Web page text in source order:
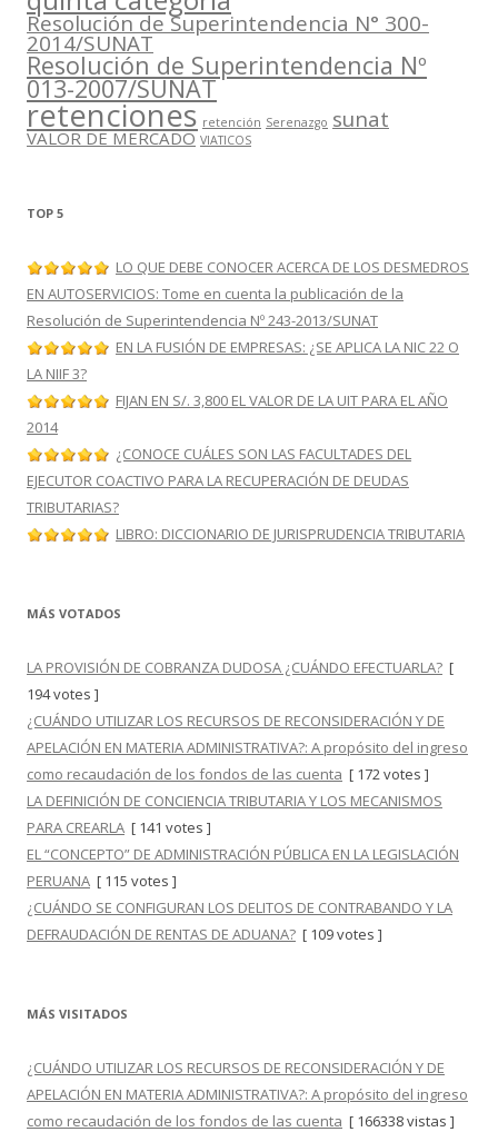
Resolución de Superintendencia N° 300-
2014/SUNAT
Resolución de Superintendencia Nº
013-2007/SUNAT
retenciones retención Serenazgo sunat
VALOR DE MERCADO VIATICOS
TOP 5
LO QUE DEBE CONOCER ACERCA DE LOS DESMEDROS
EN AUTOSERVICIOS: Tome en cuenta la publicación de la
Resolución de Superintendencia Nº 243-2013/SUNAT
EN LA FUSIÓN DE EMPRESAS: ¿SE APLICA LA NIC 22 O
LA NIIF 3?
FIJAN EN S/. 3,800 EL VALOR DE LA UIT PARA EL AÑO
2014
¿CONOCE CUÁLES SON LAS FACULTADES DEL
EJECUTOR COACTIVO PARA LA RECUPERACIÓN DE DEUDAS
TRIBUTARIAS?
LIBRO: DICCIONARIO DE JURISPRUDENCIA TRIBUTARIA
MÁS VOTADOS
LA PROVISIÓN DE COBRANZA DUDOSA ¿CUÁNDO EFECTUARLA? [
194 votes ]
¿CUÁNDO UTILIZAR LOS RECURSOS DE RECONSIDERACIÓN Y DE
APELACIÓN EN MATERIA ADMINISTRATIVA?: A propósito del ingreso
como recaudación de los fondos de las cuenta [ 172 votes ]
LA DEFINICIÓN DE CONCIENCIA TRIBUTARIA Y LOS MECANISMOS
PARA CREARLA [ 141 votes ]
EL “CONCEPTO” DE ADMINISTRACIÓN PÚBLICA EN LA LEGISLACIÓN
PERUANA [ 115 votes ]
¿CUÁNDO SE CONFIGURAN LOS DELITOS DE CONTRABANDO Y LA
DEFRAUDACIÓN DE RENTAS DE ADUANA? [ 109 votes ]
MÁS VISITADOS
¿CUÁNDO UTILIZAR LOS RECURSOS DE RECONSIDERACIÓN Y DE
APELACIÓN EN MATERIA ADMINISTRATIVA?: A propósito del ingreso
como recaudación de los fondos de las cuenta [ 166338 vistas ]